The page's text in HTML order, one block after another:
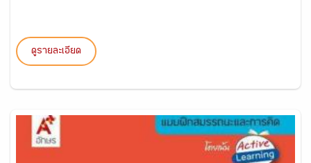
ดูรายละเอียด